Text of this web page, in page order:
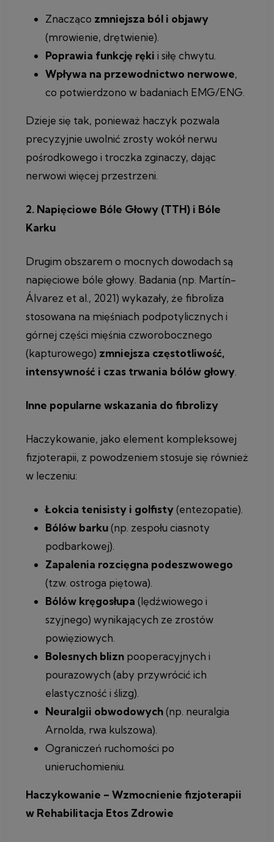
Znacząco zmniejsza ból i objawy
(mrowienie, drętwienie).
Poprawia funkcję ręki i siłę chwytu.
Wpływa na przewodnictwo nerwowe,
co potwierdzono w badaniach EMG/ENG.
Dzieje się tak, ponieważ haczyk pozwala
precyzyjnie uwolnić zrosty wokół nerwu
pośrodkowego i troczka zginaczy, dając
nerwowi więcej przestrzeni.
2. Napięciowe Bóle Głowy (TTH) i Bóle
Karku
Drugim obszarem o mocnych dowodach są
napięciowe bóle głowy. Badania (np. Martín-
Álvarez et al., 2021) wykazały, że fibroliza
stosowana na mięśniach podpotylicznych i
górnej części mięśnia czworobocznego
(kapturowego) zmniejsza częstotliwość,
intensywność i czas trwania bólów głowy.
Inne popularne wskazania do fibrolizy
Haczykowanie, jako element kompleksowej
fizjoterapii, z powodzeniem stosuje się również
w leczeniu:
Łokcia tenisisty i golfisty(entezopatie).
Bólów barku(np. zespołu ciasnoty
podbarkowej).
Zapalenia rozcięgna podeszwowego
(tzw. ostroga piętowa).
Bólów kręgosłupa (lędźwiowego i
szyjnego) wynikających ze zrostów
powięziowych.
Bolesnych blizn pooperacyjnych i
pourazowych (aby przywrócić ich
elastyczność i ślizg).
Neuralgii obwodowych(np. neuralgia
Arnolda, rwa kulszowa).
Ograniczeń ruchomości po
unieruchomieniu.
Haczykowanie – Wzmocnienie fizjoterapii
w Rehabilitacja Etos Zdrowie